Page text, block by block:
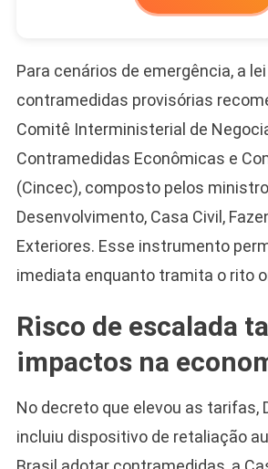
Para cenários de emergência, a
contramedidas provisórias
Comitê Interministerial de
Contramedidas Econômicas e
(Cincec), composto pelos
Desenvolvimento, Casa Civil,
Exteriores. Esse instrumento
imediata enquanto tramita o rito
Risco de escalada
impactos na
No decreto que elevou as tarifas,
incluiu dispositivo de retaliação